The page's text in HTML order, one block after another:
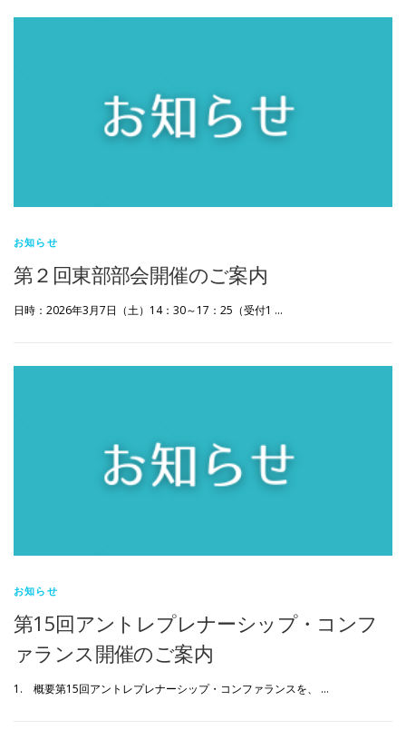
お知らせ
第２回東部部会開催のご案内
日時：2026年3月7日（土）14：30～17：25（受付1 …
お知らせ
第15回アントレプレナーシップ・コンフ
ァランス開催のご案内
1. 概要第15回アントレプレナーシップ・コンファランスを、 …